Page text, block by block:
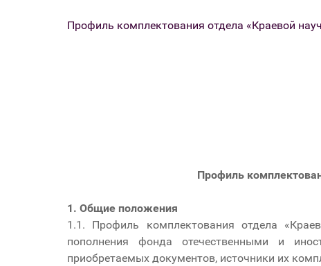
Профиль комплектования отдела «Краевой
Профиль
1. Общие положения
1.1. Профиль комплектования отдела
пополнения фонда отечественными и
приобретаемых документов, источники их